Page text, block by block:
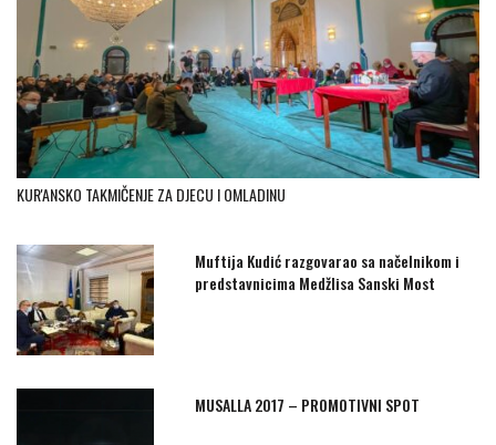
KUR'ANSKO TAKMIČENJE ZA DJECU I OMLADINU
Muftija Kudić razgovarao sa načelnikom i
predstavnicima Medžlisa Sanski Most
MUSALLA 2017 – PROMOTIVNI SPOT